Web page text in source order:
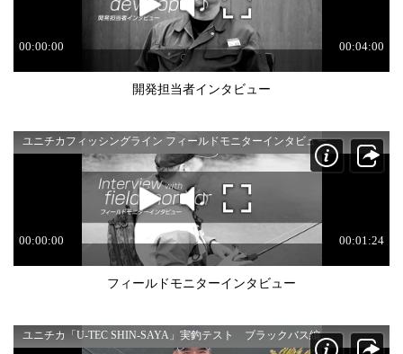
開発担当者インタビュー
フィールドモニターインタビュー